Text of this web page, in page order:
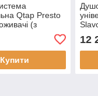
Qtap Presto
(з
Купити
12